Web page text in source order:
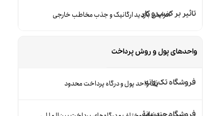
افزایش بازدید ارگانیک و جذب مخاطب خارجی
واحدهای پول و روش پرداخت
یک واحد پول و درگاه پرداخت محدود